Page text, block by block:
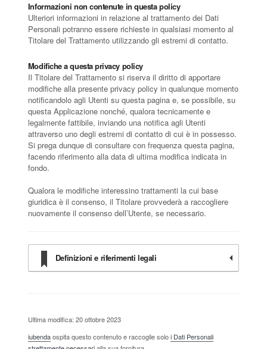
Informazioni non contenute in questa policy
Ulteriori informazioni in relazione al trattamento dei Dati
Personali potranno essere richieste in qualsiasi momento al
Titolare del Trattamento utilizzando gli estremi di contatto.
Modifiche a questa privacy policy
Il Titolare del Trattamento si riserva il diritto di apportare
modifiche alla presente privacy policy in qualunque momento
notificandolo agli Utenti su questa pagina e, se possibile, su
questa Applicazione nonché, qualora tecnicamente e
legalmente fattibile, inviando una notifica agli Utenti
attraverso uno degli estremi di contatto di cui è in possesso.
Si prega dunque di consultare con frequenza questa pagina,
facendo riferimento alla data di ultima modifica indicata in
fondo.
Qualora le modifiche interessino trattamenti la cui base
giuridica è il consenso, il Titolare provvederà a raccogliere
nuovamente il consenso dell’Utente, se necessario.
Definizioni e riferimenti legali
Ultima modifica: 20 ottobre 2023
iubendaospita questo contenuto e raccoglie soloi Dati Personali